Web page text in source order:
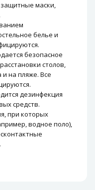
маски,
белье и
безопасное
столов,
и на пляже. Все
дезинфекция
средств.
при которых
водное поло),